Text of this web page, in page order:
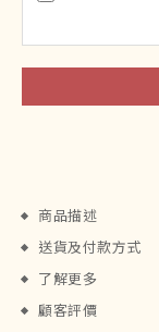
商品描述
送貨及付款方式
了解更多
顧客評價